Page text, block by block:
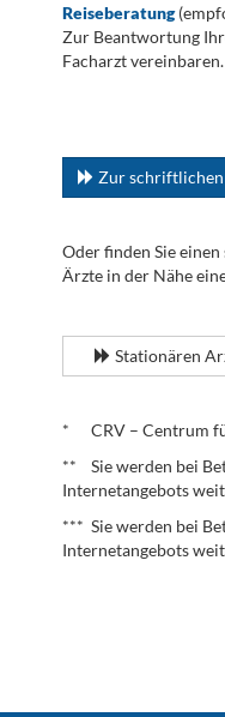
Reiseberatung
Zur Beantwortung
Facharzt vereinbaren.
Zur schriftlichen
Oder finden Sie
Ärzte in der Nähe
Stationären
* CRV – Centrum
** Sie werden bei
Internetangebots
*** Sie werden bei
Internetangebots